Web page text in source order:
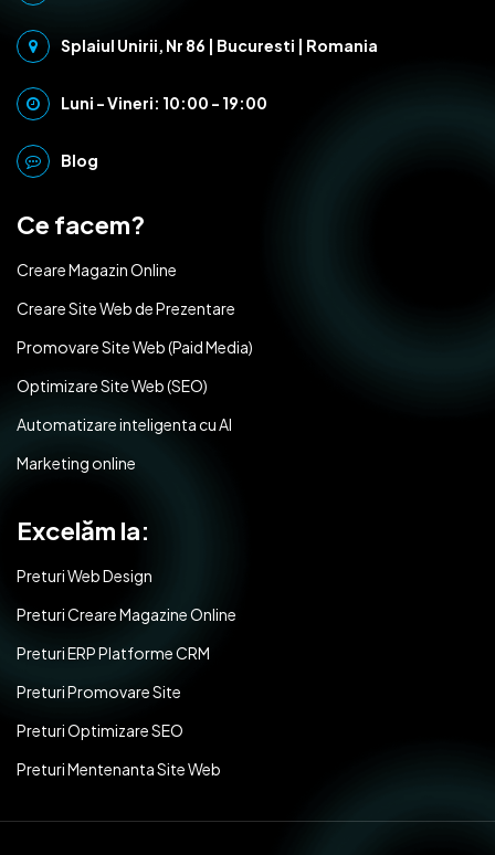
Splaiul Unirii, Nr 86 | Bucuresti | Romania
Luni - Vineri: 10:00 - 19:00
Blog
Ce facem?
Creare Magazin Online
Creare Site Web de Prezentare
Promovare Site Web (Paid Media)
Optimizare Site Web (SEO)
Automatizare inteligenta cu AI
Marketing online
Excelăm la:
Preturi Web Design
Preturi Creare Magazine Online
Preturi ERP Platforme CRM
Preturi Promovare Site
Preturi Optimizare SEO
Preturi Mentenanta Site Web